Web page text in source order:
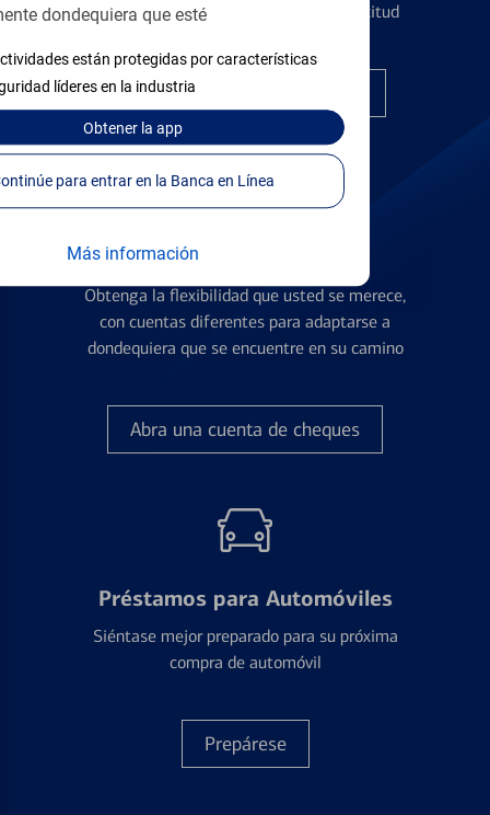
dondequiera que esté
están protegidas por características
líderes en la industria
Obtenerla app
Continúe para entrar en la Banca en Línea
Más información
financiera antes de presentar una solicitud
Encuentre la tarjeta correcta
Cuentas de Cheques
Obtenga la flexibilidad que usted se merece,
con cuentas diferentes para adaptarse a
dondequiera que se encuentre en su camino
Abra una cuenta de cheques
Préstamos para Automóviles
Siéntase mejor preparado para su próxima
compra de automóvil
Prepárese